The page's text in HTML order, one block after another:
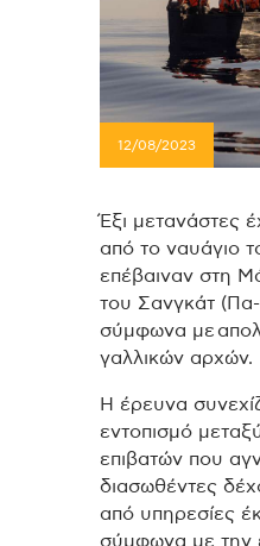
12/08/2023
Έξι μετανάστες
από το ναυάγιο
επέβαιναν στη
του Σανγκάτ (Πα-
σύμφωνα με
γαλλικών αρχών.
Η έρευνα
εντοπισμό
επιβατών που
διασωθέντες
από υπηρεσίες
σύμφωνα με την